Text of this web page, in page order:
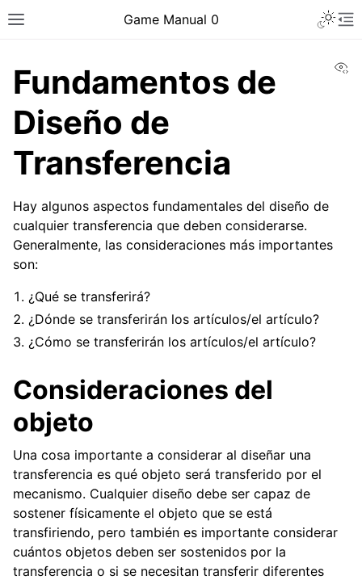
Toggle site navigation sidebar
Game Manual 0
navigation of Ser un equipo
navigation of Habilidades de diseño
navigation of Componentes de hardware
navigation of Fabricación personalizada
navigation of Mecanismos comunes
navigation of Chasises
navigation of Transmisión de potencia
navigation of Guía de movimiento lineal
Fundamentos de
Diseño de
Transferencia
Hay algunos aspectos fundamentales del diseño de
cualquier transferencia que deben considerarse.
Generalmente, las consideraciones más importantes
son:
¿Qué se transferirá?
¿Dónde se transferirán los artículos/el artículo?
¿Cómo se transferirán los artículos/el artículo?
Consideraciones del
objeto
Una cosa importante a considerar al diseñar una
transferencia es qué objeto será transferido por el
mecanismo. Cualquier diseño debe ser capaz de
sostener físicamente el objeto que se está
transfiriendo, pero también es importante considerar
cuántos objetos deben ser sostenidos por la
transferencia o si se necesitan transferir diferentes